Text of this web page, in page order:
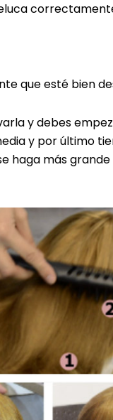
que esté bien
y debes
y por último
haga más grande